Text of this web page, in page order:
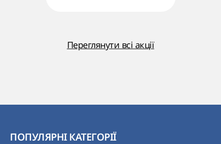
Переглянути всі акції
ПОПУЛЯРНІ КАТЕГОРІЇ